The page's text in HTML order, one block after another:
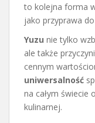
to kolejna forma
jako przyprawa
Yuzu nie tylko
ale także
cennym
uniwersalność
na całym świecie
kulinarnej.